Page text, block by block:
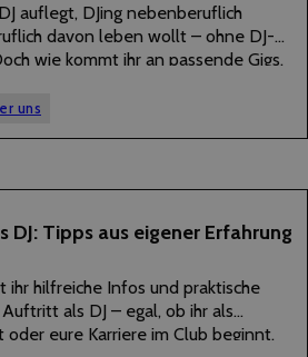
auflegt, DJing nebenberuflich
davon leben wollt – ohne DJ-
wie kommt ihr an passende Gigs,
uns
Tipps aus eigener Erfahrung
hilfreiche Infos und praktische
als DJ – egal, ob ihr als
eure Karriere im Club beginnt.